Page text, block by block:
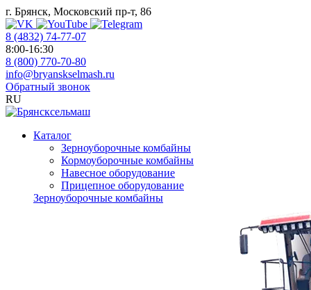
г. Брянск, Московский пр-т, 86
8 (4832) 74-77-07
8:00-16:30
8 (800) 770-70-80
info@bryanskselmash.ru
Обратный звонок
RU
Каталог
Зерноуборочные комбайны
Кормоуборочные комбайны
Навесное оборудование
Прицепное оборудование
Зерноуборочные комбайны